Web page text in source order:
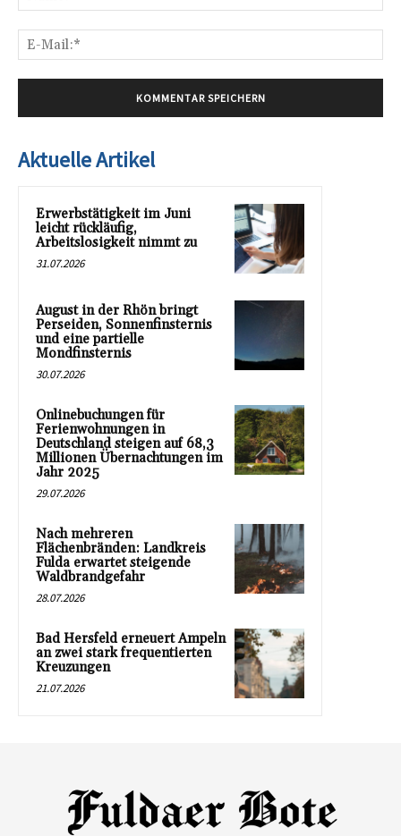
Aktuelle Artikel
Erwerbstätigkeit im Juni
leicht rückläufig,
Arbeitslosigkeit nimmt zu
31.07.2026
August in der Rhön bringt
Perseiden, Sonnenfinsternis
und eine partielle
Mondfinsternis
30.07.2026
Onlinebuchungen für
Ferienwohnungen in
Deutschland steigen auf 68,3
Millionen Übernachtungen im
Jahr 2025
29.07.2026
Nach mehreren
Flächenbränden: Landkreis
Fulda erwartet steigende
Waldbrandgefahr
28.07.2026
Bad Hersfeld erneuert Ampeln
an zwei stark frequentierten
Kreuzungen
21.07.2026